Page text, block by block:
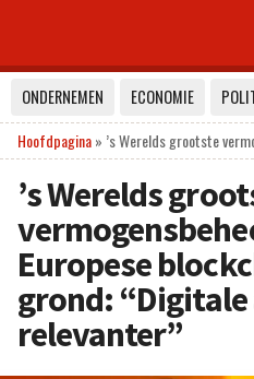
ONDERNEMEN ECONOMIE
Hoofdpagina» ’s Werelds grootste
’s Werelds
Europese
grond:
relevanter”